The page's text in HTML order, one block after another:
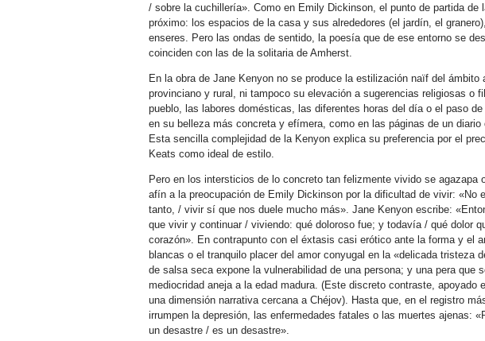
/ sobre la cuchillería». Como en Emily Dickinson, el punto de partida de
próximo: los espacios de la casa y sus alrededores (el jardín, el
enseres. Pero las ondas de sentido, la poesía que de ese entorno se
coinciden con las de la solitaria de Amherst.
En la obra de Jane Kenyon no se produce la estilización naïf del ámbito
provinciano y rural, ni tampoco su elevación a sugerencias religiosas o
pueblo, las labores domésticas, las diferentes horas del día o el paso
en su belleza más concreta y efímera, como en las páginas de un diario
Esta sencilla complejidad de la Kenyon explica su preferencia por el
Keats como ideal de estilo.
Pero en los intersticios de lo concreto tan felizmente vivido se agazapa
afín a la preocupación de Emily Dickinson por la dificultad de vivir: «No
tanto, / vivir sí que nos duele mucho más». Jane Kenyon escribe:
que vivir y continuar / viviendo: qué doloroso fue; y todavía / qué dolor
corazón». En contrapunto con el éxtasis casi erótico ante la forma y el
blancas o el tranquilo placer del amor conyugal en la «delicada tristeza
de salsa seca expone la vulnerabilidad de una persona; y una pera que
mediocridad aneja a la edad madura. (Este discreto contraste, apoyado
una dimensión narrativa cercana a Chéjov). Hasta que, en el registro
irrumpen la depresión, las enfermedades fatales o las muertes ajenas:
un desastre / es un desastre».